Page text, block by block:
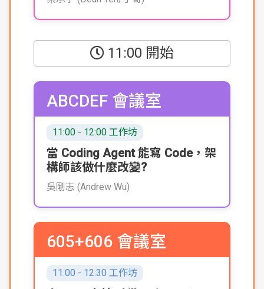
11:00 開始
ABCDEF 會議室
11:00 - 12:00 工作坊
當 Coding Agent 能寫 Code，架
構師該做什麼改變?
吳剛志 (Andrew Wu)
605+606 會議室
11:00 - 12:30 工作坊